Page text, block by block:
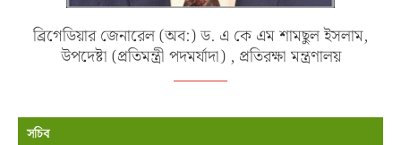
ব্রিগেডিয়ার জেনারেল (অব:) ড. এ কে এম শামছুল ইসলাম,
উপদেষ্টা (প্রতিমন্ত্রী পদমর্যাদা) , প্রতিরক্ষা মন্ত্রণালয়
সচিব